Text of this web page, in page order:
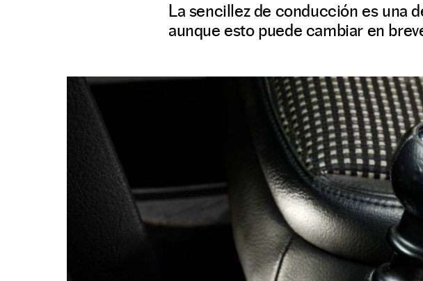
La sencillez de conducción es una
aunque esto puede cambiar en